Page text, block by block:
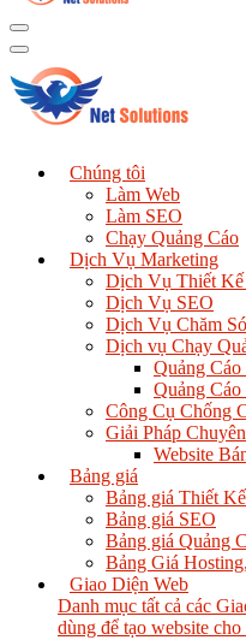
Chúng tôi
Làm Web
Làm SEO
Chạy Quảng Cáo
Dịch Vụ Marketing
Dịch Vụ Thiết Kế
Dịch Vụ SEO
Dịch Vụ Chăm
Dịch vụ Chạy
Quảng
Quảng
Công Cụ Chống
Giải Pháp
Website
Bảng giá
Bảng giá Thiết
Bảng giá SEO
Bảng giá Quảng
Bảng Giá
Giao Diện Web
Danh mục tất cả các
dùng để tạo website cho